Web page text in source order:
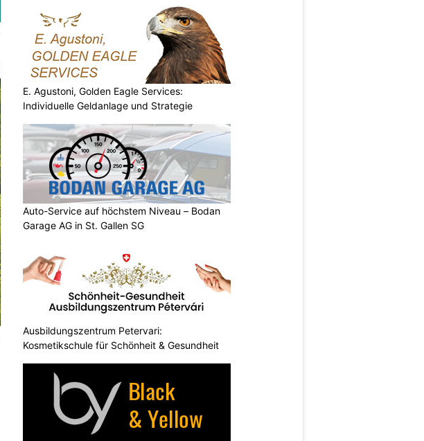
E. Agustoni, Golden Eagle Services:
Individuelle Geldanlage und Strategie
Auto-Service auf höchstem Niveau – Bodan
Garage AG in St. Gallen SG
Ausbildungszentrum Petervari:
Kosmetikschule für Schönheit & Gesundheit